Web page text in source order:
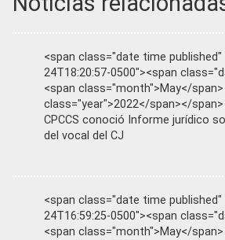
<span class="date time
24T18:20:57-0500"><span
<span class="month">May</
class="year">2022</span></span>
CPCCS conoció Informe jurídico
del vocal del CJ
<span class="date time
24T16:59:25-0500"><span
<span class="month">May</